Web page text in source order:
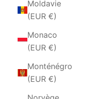
Moldavie
(EUR €)
Monaco
(EUR €)
Monténégro
(EUR €)